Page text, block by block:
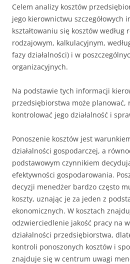
Celem analizy kosztów
jego kierownictwu szczegółowych
kształtowaniu się kosztów
rodzajowym, kalkulacyjnym,
fazy działalności) i w
organizacyjnych.
Na podstawie tych informacji
przedsiębiorstwa może planować,
kontrolować jego działalność i
Ponoszenie kosztów jest
działalności gospodarczej, a
podstawowym czynnikiem
efektywności gospodarowania.
decyzji menedżer bardzo często
koszty, uznając je za jeden z
ekonomicznych. W kosztach
odzwierciedlenie jakość pracy na
działalności przedsiębiorstwa,
kontroli ponoszonych kosztów i
znajduje się w centrum uwagi